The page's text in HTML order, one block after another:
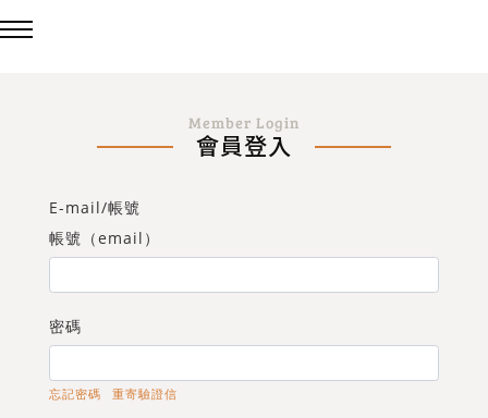
台灣製造✨熱銷款✨
Panasonic 國際牌燈具
72w / 96w 系列
造型吸頂燈
壁燈
Member Login
會員登入
E-mail/帳號
帳號（email）
密碼
忘記密碼 重寄驗證信